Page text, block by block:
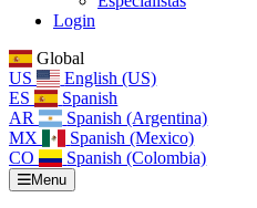
Login
Global
US
English (US)
ES
Spanish
AR
Spanish (Argentina)
MX
Spanish (Mexico)
CO
Spanish (Colombia)
Menu